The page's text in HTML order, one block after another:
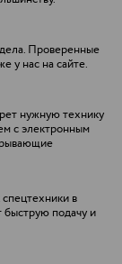
Проверенные
у нас на сайте.
нужную технику
с электронным
в
быструю подачу и